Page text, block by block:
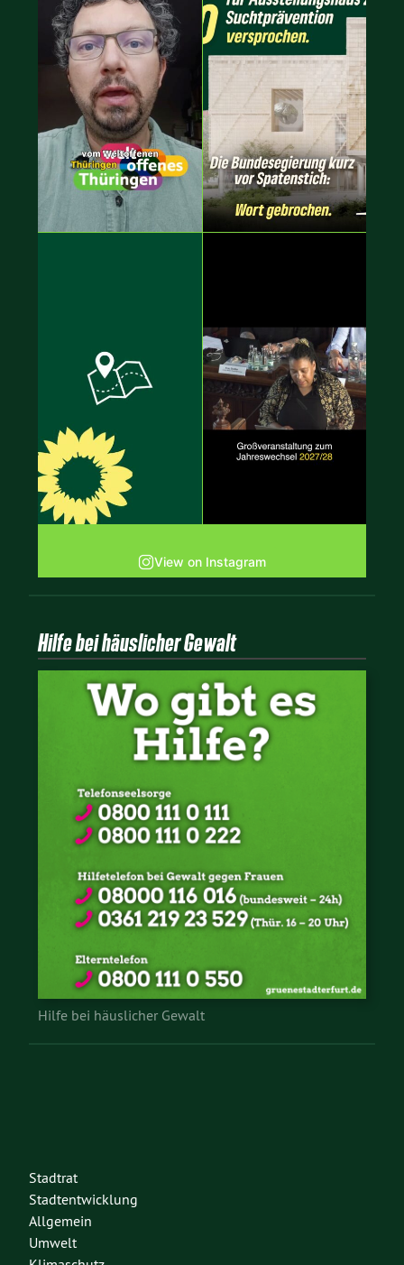
View on Instagram
Hilfe bei häuslicher Gewalt
Hilfe bei häuslicher Gewalt
Stadtrat
Stadtentwicklung
Allgemein
Umwelt